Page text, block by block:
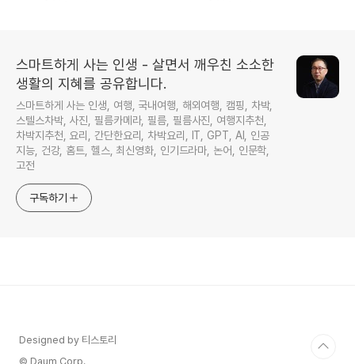
스마트하게 사는 인생 - 살면서 깨우친 소소한
생활의 지혜를 공유합니다.
스마트하게 사는 인생, 여행, 국내여행, 해외여행, 캠핑, 차박,
스텔스차박, 사진, 필름카메라, 필름, 필름사진, 여행지추천,
차박지추천, 요리, 간단한요리, 차박요리, IT, GPT, AI, 인공
지능, 건강, 홈트, 헬스, 최신영화, 인기드라마, 논어, 인문학,
고전
구독하기
Designed by 티스토리
© Daum Corp.